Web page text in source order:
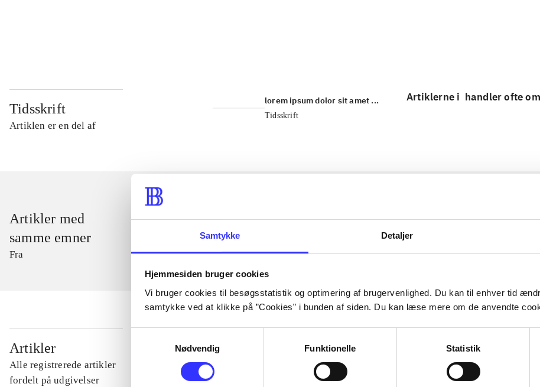
Samtykke Detaljer
Hjemmesiden bruger cookies
Vi bruger cookies til besøgsstatistik og optimering af brugervenlighed. Du kan til enhver tid
samtykke ved at klikke på ”Cookies” i bunden af siden. Du kan læse mere om de anvendte
Nødvendig
Funktionelle Statistik
Tidsskrift
Artiklen er en del af
lorem ipsum dolor sit amet ...
Tidsskrift
Artiklerne i handler ofte om
Artikler med
samme emner
Fra
Artikler
Alle registrerede artikler
fordelt på udgivelser
...